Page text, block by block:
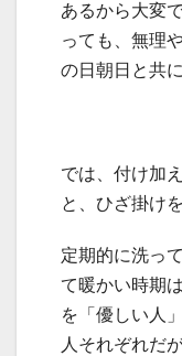
あるから大変
っても、無理
の日朝日と共
では、付け加
と、ひざ掛け
定期的に洗っ
て暖かい時期
を「優しい人
人それぞれだ